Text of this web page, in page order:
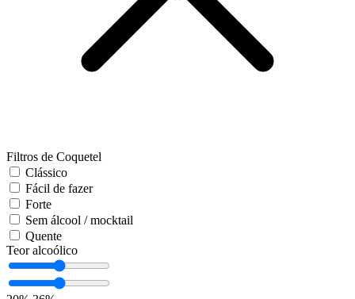
Filtros de Coquetel
Clássico
Fácil de fazer
Forte
Sem álcool / mocktail
Quente
Teor alcoólico